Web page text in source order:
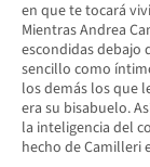
en que te tocará
Mientras Andrea
escondidas debajo
sencillo como
los demás los que
era su bisabuelo.
la inteligencia del
hecho de Camilleri